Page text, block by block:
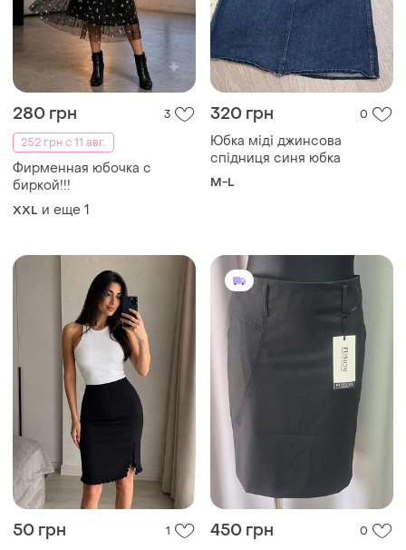
280 грн
3
252 грн с 11 авг.
Фирменная юбочка с
биркой!!!
XXL и еще 1
320 грн 0
Юбка міді джинсова
спідниця синя юбка
M-L
50 грн 1 450 грн 0